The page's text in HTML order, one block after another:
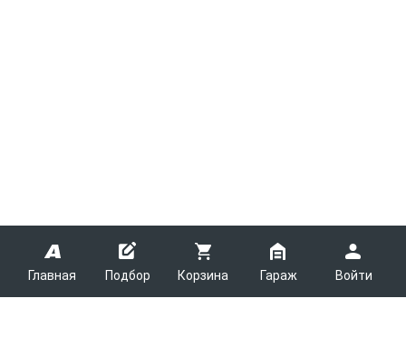
Главная Подбор Корзина Гараж Войти